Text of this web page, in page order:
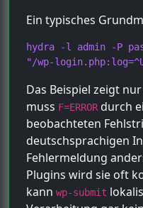
Ein typisches
hydra -l admin -P
"/wp-
Das Beispiel zeigt
muss F=ERRORdurch
beobachteten
deutschsprachigen
Fehlermeldung
Plugins wird sie oft
kann wp-submit